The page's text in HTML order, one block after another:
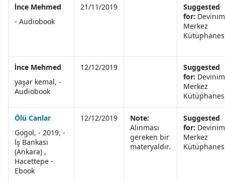
İnce Mehmed
- Audiobook
21/11/2019
Suggested
for: Devinim
Merkez
İnce Mehmed
yaşar kemal, -
Audiobook
12/12/2019
Suggested
for: Devinim
Merkez
Ölü Canlar
Gogol, - 2019, -
İş Bankası
(Ankara) ,
Hacettepe -
Ebook
12/12/2019
Note:
Alınması
gereken bir
materyaldir.
Suggested
for: Devinim
Merkez